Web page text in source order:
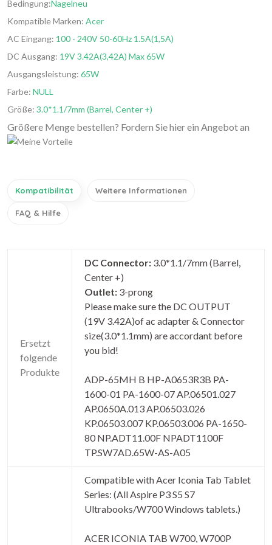
Bedingung:Nagelneu
Kompatible Marken: Acer
AC Eingang: 100 - 240V 50-60Hz 1.5A(1,5A)
DC Ausgang: 19V 3.42A(3,42A) Max 65W
Ausgangsleistung: 65W
Farbe: NULL
Größe: 3.0*1.1/7mm (Barrel, Center +)
Größere Menge bestellen? Fordern Sie hier ein Angebot an
Kompatibilität Weitere Informationen
FAQ & Hilfe
Ersetzt
folgende
Produkte
DC Connector: 3.0*1.1/7mm (Barrel,
Center +)
Outlet: 3-prong
Please make sure the DC OUTPUT
(19V 3.42A)of ac adapter & Connector
size(3.0*1.1mm) are accordant before
you bid!
ADP-65MH B HP-A0653R3B PA-
1600-01 PA-1600-07 AP.06501.027
AP.0650A.013 AP.06503.026
KP.06503.007 KP.06503.006 PA-1650-
80 NP.ADT11.00F NPADT1100F
TP.SW7AD.65W-AS-A05
Compatible with Acer Iconia Tab Tablet
Series: (All Aspire P3 S5 S7
Ultrabooks/W700 Windows tablets.)
ACER ICONIA TAB W700, W700P